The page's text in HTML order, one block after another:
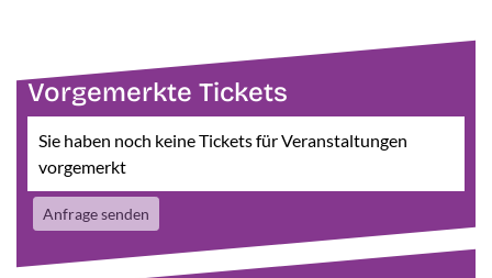
Vorgemerkte Tickets
Sie haben noch keine Tickets für Veranstaltungen
vorgemerkt
Anfrage senden